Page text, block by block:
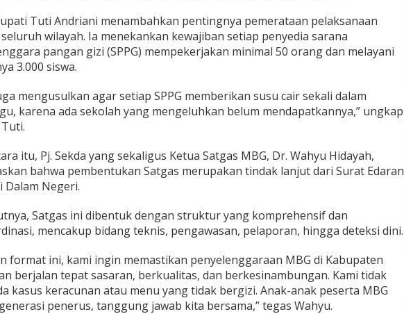
Tuti Andriani menambahkan pentingnya pemerataan pelaksanaan
seluruh wilayah. Ia menekankan kewajiban setiap penyedia sarana
pangan gizi (SPPG) mempekerjakan minimal 50 orang dan melayani
3.000 siswa.
mengusulkan agar setiap SPPG memberikan susu cair sekali dalam
karena ada sekolah yang mengeluhkan belum mendapatkannya,” ungkap
itu, Pj. Sekda yang sekaligus Ketua Satgas MBG, Dr. Wahyu Hidayah,
bahwa pembentukan Satgas merupakan tindak lanjut dari Surat Edaran
Dalam Negeri.
Satgas ini dibentuk dengan struktur yang komprehensif dan
mencakup bidang teknis, pengawasan, pelaporan, hingga deteksi dini.
format ini, kami ingin memastikan penyelenggaraan MBG di Kabupaten
berjalan tepat sasaran, berkualitas, dan berkesinambungan. Kami tidak
kasus keracunan atau menu yang tidak bergizi. Anak-anak peserta MBG
penerus, tanggung jawab kita bersama,” tegas Wahyu.